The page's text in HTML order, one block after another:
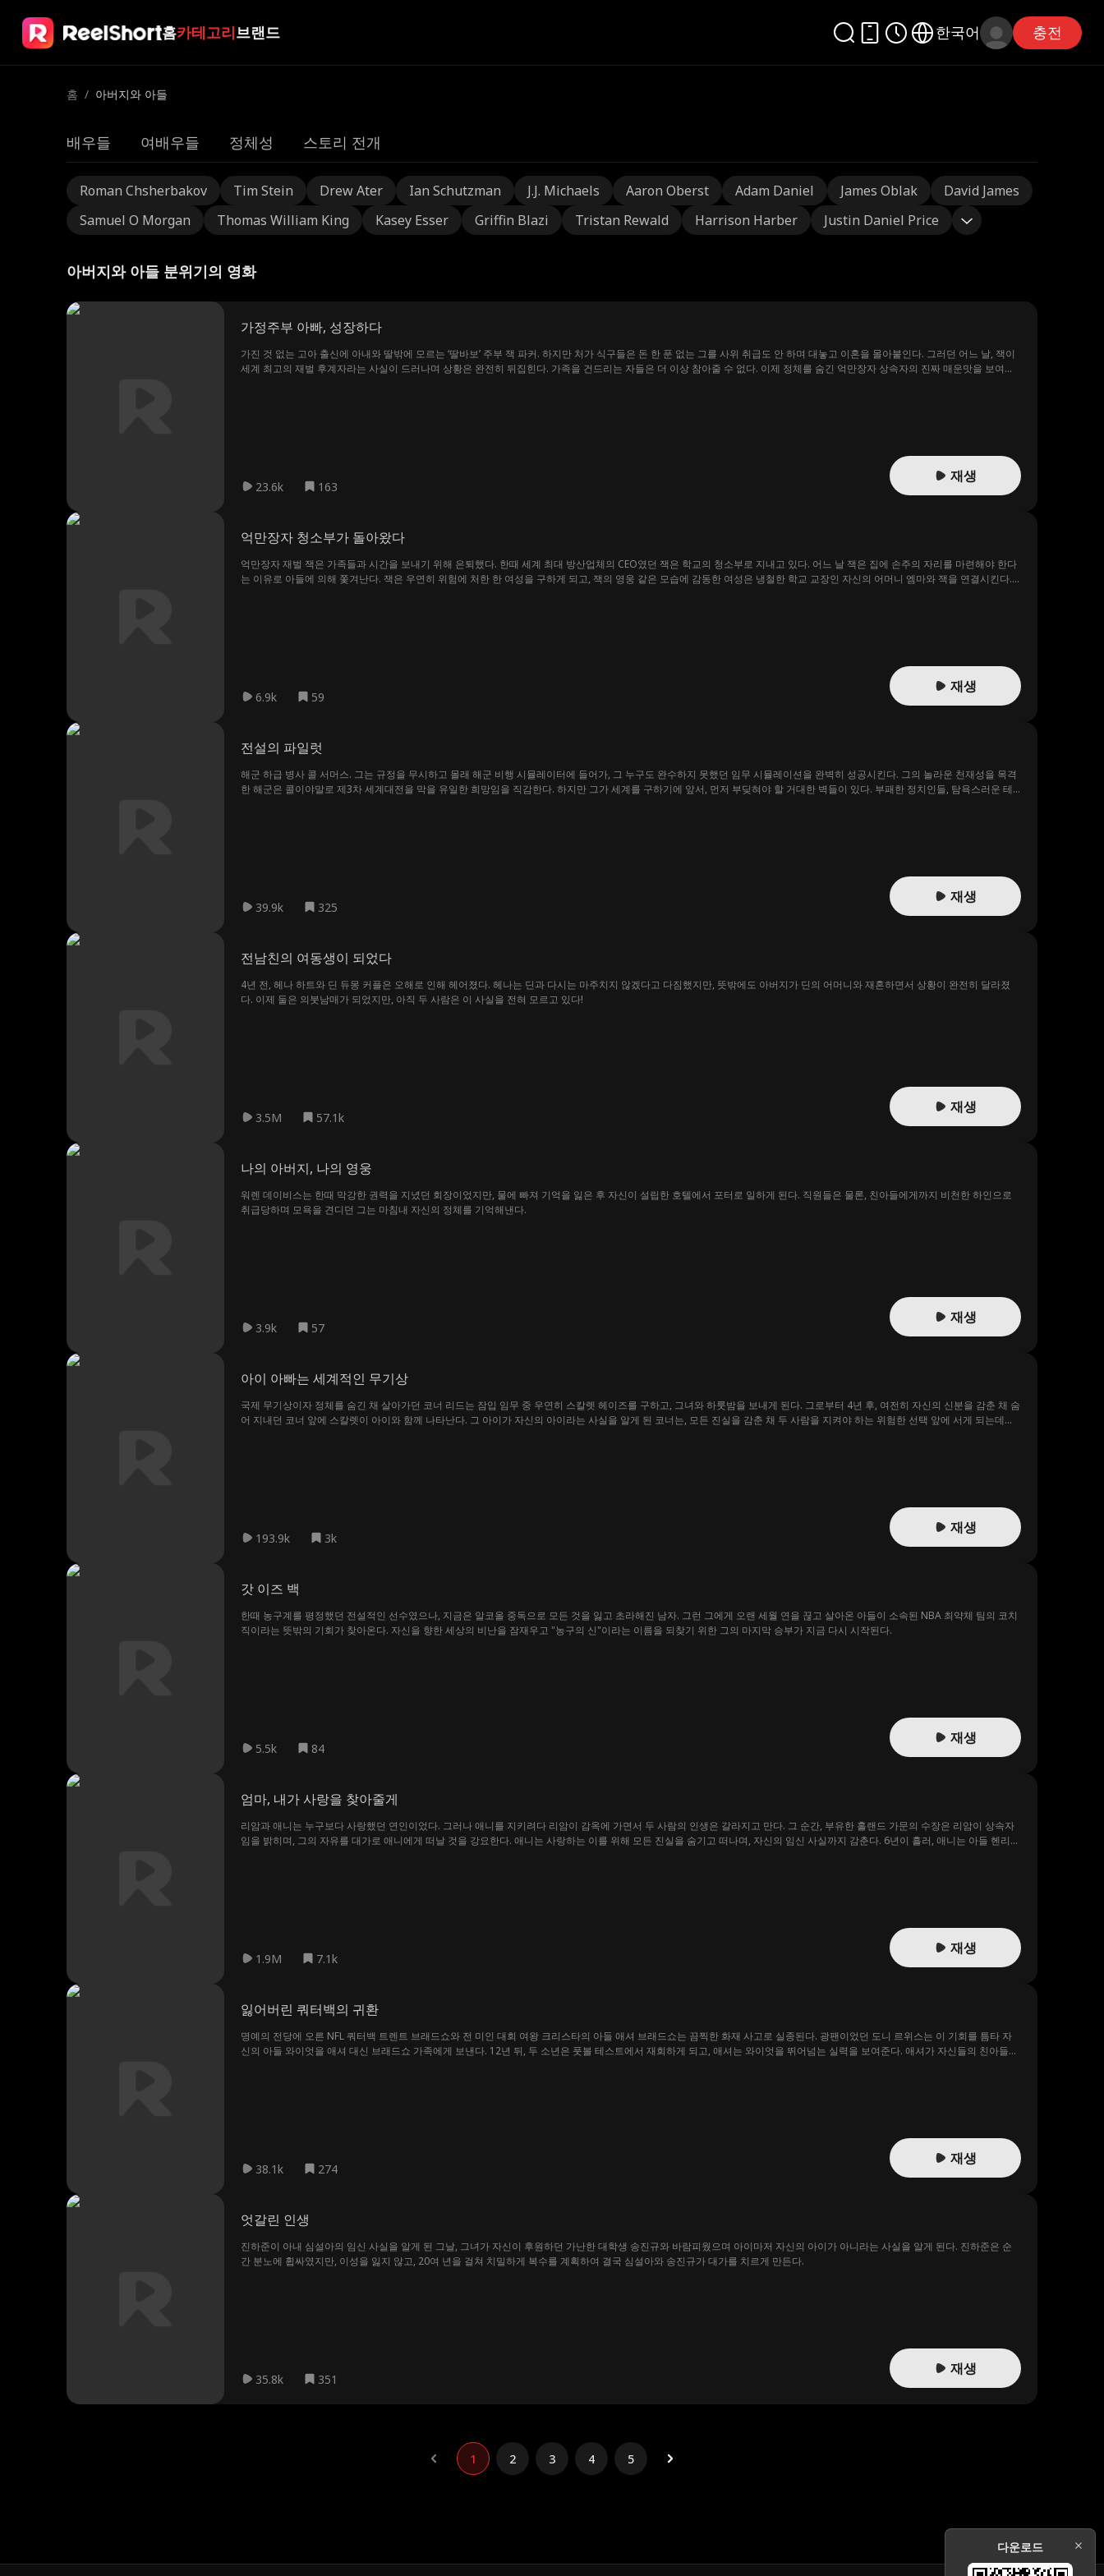
홈카테고리브랜드 한국어 충전
홈 / 아버지와 아들
배우들 여배우들 정체성 스토리 전개
Roman Chsherbakov Tim Stein Drew Ater Ian Schutzman J.J. Michaels Aaron Oberst Adam Daniel James Oblak
David James
Samuel O Morgan
Thomas William King Kasey Esser Griffin Blazi Tristan Rewald Harrison Harber Justin Daniel Price
아버지와 아들 분위기의 영화
가정주부 아빠, 성장하다
가진 것 없는 고아 출신에 아내와 딸밖에 모르는 ‘딸바보’ 주부 잭 파커. 하지만 처가 식구들은 돈 한 푼 없는 그를 사위 취급도 안 하며 대놓고 이혼을 몰아붙인다. 그러던 어느 날, 잭이
세계 최고의 재벌 후계자라는 사실이 드러나며 상황은 완전히 뒤집힌다. 가족을 건드리는 자들은 더 이상 참아줄 수 없다. 이제 정체를 숨긴 억만장자 상속자의 진짜 매운맛을 보여줄
23.6k 163
재생
억만장자 청소부가 돌아왔다
억만장자 재벌 잭은 가족들과 시간을 보내기 위해 은퇴했다. 한때 세계 최대 방산업체의 CEO였던 잭은 학교의 청소부로 지내고 있다. 어느 날 잭은 집에 손주의 자리를 마련해야 한다
는 이유로 아들에 의해 쫓겨난다. 잭은 우연히 위험에 처한 한 여성을 구하게 되고, 잭의 영웅 같은 모습에 감동한 여성은 냉철한 학교 교장인 자신의 어머니 엠마와 잭을 연결시킨다.
6.9k 59
재생
전설의 파일럿
해군 하급 병사 콜 서머스. 그는 규정을 무시하고 몰래 해군 비행 시뮬레이터에 들어가, 그 누구도 완수하지 못했던 임무 시뮬레이션을 완벽히 성공시킨다. 그의 놀라운 천재성을 목격
한 해군은 콜이야말로 제3차 세계대전을 막을 유일한 희망임을 직감한다. 하지만 그가 세계를 구하기에 앞서, 먼저 부딪혀야 할 거대한 벽들이 있다. 부패한 정치인들, 탐욕스러운 테
39.9k 325
재생
전남친의 여동생이 되었다
4년 전, 헤나 하트와 딘 듀몽 커플은 오해로 인해 헤어졌다. 헤나는 딘과 다시는 마주치지 않겠다고 다짐했지만, 뜻밖에도 아버지가 딘의 어머니와 재혼하면서 상황이 완전히 달라졌
다. 이제 둘은 의붓남매가 되었지만, 아직 두 사람은 이 사실을 전혀 모르고 있다!
3.5M 57.1k
재생
나의 아버지, 나의 영웅
워렌 데이비스는 한때 막강한 권력을 지녔던 회장이었지만, 물에 빠져 기억을 잃은 후 자신이 설립한 호텔에서 포터로 일하게 된다. 직원들은 물론, 친아들에게까지 비천한 하인으로
취급당하며 모욕을 견디던 그는 마침내 자신의 정체를 기억해낸다.
3.9k 57
재생
아이 아빠는 세계적인 무기상
국제 무기상이자 정체를 숨긴 채 살아가던 코너 리드는 잠입 임무 중 우연히 스칼렛 헤이즈를 구하고, 그녀와 하룻밤을 보내게 된다. 그로부터 4년 후, 여전히 자신의 신분을 감춘 채 숨
어 지내던 코너 앞에 스칼렛이 아이와 함께 나타난다. 그 아이가 자신의 아이라는 사실을 알게 된 코너는, 모든 진실을 감춘 채 두 사람을 지켜야 하는 위험한 선택 앞에 서게 되는데...
193.9k 3k
재생
갓 이즈 백
한때 농구계를 평정했던 전설적인 선수였으나, 지금은 알코올 중독으로 모든 것을 잃고 초라해진 남자. 그런 그에게 오랜 세월 연을 끊고 살아온 아들이 소속된 NBA 최약체 팀의 코치
직이라는 뜻밖의 기회가 찾아온다. 자신을 향한 세상의 비난을 잠재우고 "농구의 신"이라는 이름을 되찾기 위한 그의 마지막 승부가 지금 다시 시작된다.
5.5k 84
재생
엄마, 내가 사랑을 찾아줄게
리암과 애니는 누구보다 사랑했던 연인이었다. 그러나 애니를 지키려다 리암이 감옥에 가면서 두 사람의 인생은 갈라지고 만다. 그 순간, 부유한 홀랜드 가문의 수장은 리암이 상속자
임을 밝히며, 그의 자유를 대가로 애니에게 떠날 것을 강요한다. 애니는 사랑하는 이를 위해 모든 진실을 숨기고 떠나며, 자신의 임신 사실까지 감춘다. 6년이 흘러, 애니는 아들 헨리와
1.9M 7.1k
재생
잃어버린 쿼터백의 귀환
명예의 전당에 오른 NFL 쿼터백 트렌트 브래드쇼와 전 미인 대회 여왕 크리스타의 아들 애셔 브래드쇼는 끔찍한 화재 사고로 실종된다. 광팬이었던 도니 르위스는 이 기회를 틈타 자
신의 아들 와이엇을 애셔 대신 브래드쇼 가족에게 보낸다. 12년 뒤, 두 소년은 풋볼 테스트에서 재회하게 되고, 애셔는 와이엇을 뛰어넘는 실력을 보여준다. 애셔가 자신들의 친아들인
38.1k 274
재생
엇갈린 인생
진하준이 아내 심설아의 임신 사실을 알게 된 그날, 그녀가 자신이 후원하던 가난한 대학생 송진규와 바람피웠으며 아이마저 자신의 아이가 아니라는 사실을 알게 된다. 진하준은 순
간 분노에 휩싸였지만, 이성을 잃지 않고, 20여 년을 걸쳐 치밀하게 복수를 계획하여 결국 심설아와 송진규가 대가를 치르게 만든다.
35.8k 351
재생
1 2 3 4 5
다운로드